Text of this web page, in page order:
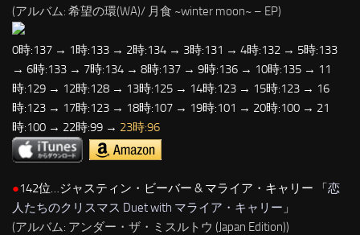
(アルバム: 希望の環(WA)/ 月食 ~winter moon~ – EP)
0時:137 → 1時:133 → 2時:134 → 3時:131 → 4時:132 → 5時:133
→ 6時:133 → 7時:134 → 8時:137 → 9時:136 → 10時:135 → 11
時:129 → 12時:128 → 13時:125 → 14時:123 → 15時:123 → 16
時:123 → 17時:123 → 18時:107 → 19時:101 → 20時:100 → 21
時:100 → 22時:99 → 23時:96
●142位…ジャスティン・ビーバー & マライア・キャリー 「恋
人たちのクリスマス Duet with マライア・キャリー 」
(アルバム: アンダー・ザ・ミスルトウ (Japan Edition))